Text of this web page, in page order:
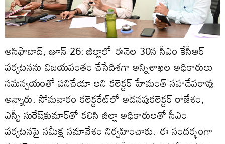
ఆసిఫాబాద్‌, జూన్‌ 26: జిల్లాలో ఈనెల 30న సీఎం కేసీఆర్‌
పర్యటనను విజయవంతం చేసేదిశగా అన్నిశాఖల అధికారులు
సమన్వయంతో పనిచేయా లని కలెక్టర్‌ హేమంత్‌ సహదేవరావు
అన్నారు. సోమవారం కలెక్టరేట్‌లో అదనపుకలెక్టర్‌ రాజేశం,
ఎస్పీ సురేష్‌కుమార్‌తో కలిసి జిల్లా అధికారులతో సీఎం
పర్యటనపై సమీక్ష సమావేశం నిర్వహించారు. ఈ సందర్భంగా